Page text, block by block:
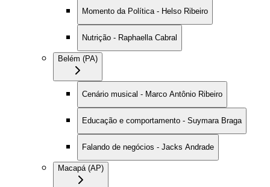
Momento da Política - Helso Ribeiro
Nutrição - Raphaella Cabral
Belém (PA)
Cenário musical - Marco Antônio Ribeiro
Educação e comportamento - Suymara Braga
Falando de negócios - Jacks Andrade
Macapá (AP)